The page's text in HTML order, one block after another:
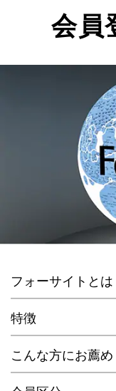
会員
フォーサイトとは
特徴
こんな方にお薦め